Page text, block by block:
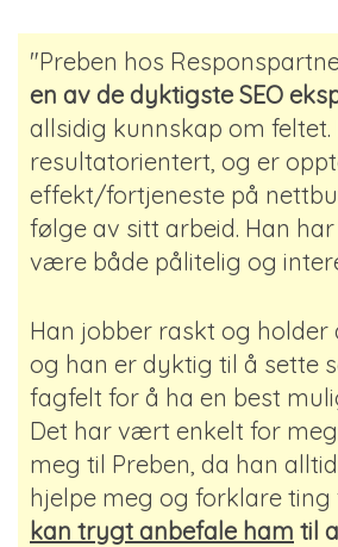
"Preben hos
en av de dyktigste SEO
allsidig kunnskap om
resultatorientert, og er
effekt/fortjeneste på
følge av sitt arbeid. Han
være både pålitelig og
Han jobber raskt og holder
og han er dyktig til å sette
fagfelt for å ha en best
Det har vært enkelt for
meg til Preben, da han
hjelpe meg og forklare ting
kan trygt anbefale ham til